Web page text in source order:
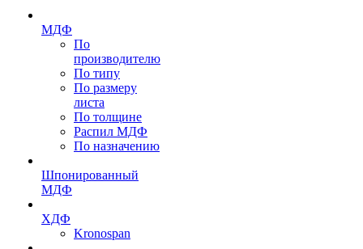
МДФ
По
производителю
По типу
По размеру
листа
По толщине
Распил МДФ
По назначению
Шпонированный
МДФ
ХДФ
Kronospan